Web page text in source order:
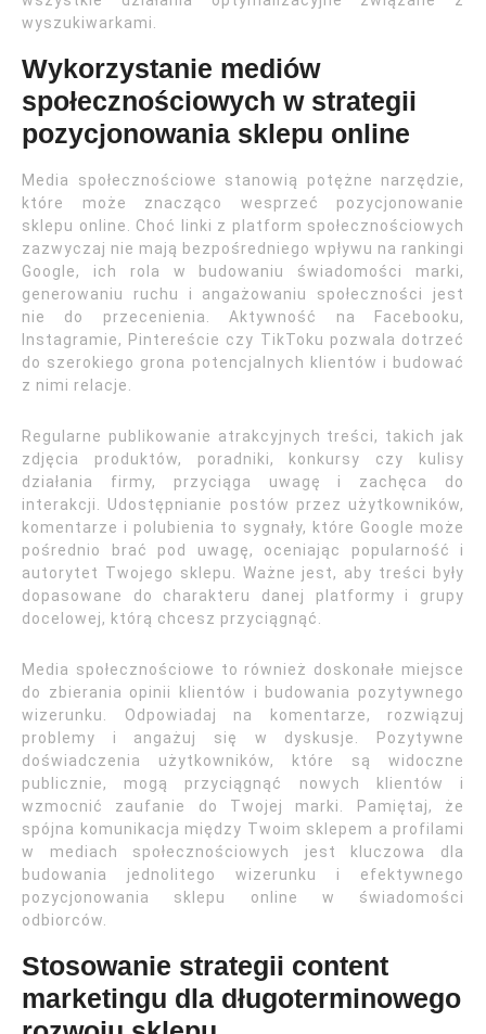
wyszukiwarkami.
Wykorzystanie mediów
społecznościowych w strategii
pozycjonowania sklepu online
Media społecznościowe stanowią potężne narzędzie,
które może znacząco wesprzeć pozycjonowanie
sklepu online. Choć linki z platform społecznościowych
zazwyczaj nie mają bezpośredniego wpływu na rankingi
Google, ich rola w budowaniu świadomości marki,
generowaniu ruchu i angażowaniu społeczności jest
nie do przecenienia. Aktywność na Facebooku,
Instagramie, Pintereście czy TikToku pozwala dotrzeć
do szerokiego grona potencjalnych klientów i budować
z nimi relacje.
Regularne publikowanie atrakcyjnych treści, takich jak
zdjęcia produktów, poradniki, konkursy czy kulisy
działania firmy, przyciąga uwagę i zachęca do
interakcji. Udostępnianie postów przez użytkowników,
komentarze i polubienia to sygnały, które Google może
pośrednio brać pod uwagę, oceniając popularność i
autorytet Twojego sklepu. Ważne jest, aby treści były
dopasowane do charakteru danej platformy i grupy
docelowej, którą chcesz przyciągnąć.
Media społecznościowe to również doskonałe miejsce
do zbierania opinii klientów i budowania pozytywnego
wizerunku. Odpowiadaj na komentarze, rozwiązuj
problemy i angażuj się w dyskusje. Pozytywne
doświadczenia użytkowników, które są widoczne
publicznie, mogą przyciągnąć nowych klientów i
wzmocnić zaufanie do Twojej marki. Pamiętaj, że
spójna komunikacja między Twoim sklepem a profilami
w mediach społecznościowych jest kluczowa dla
budowania jednolitego wizerunku i efektywnego
pozycjonowania sklepu online w świadomości
odbiorców.
Stosowanie strategii content
marketingu dla długoterminowego